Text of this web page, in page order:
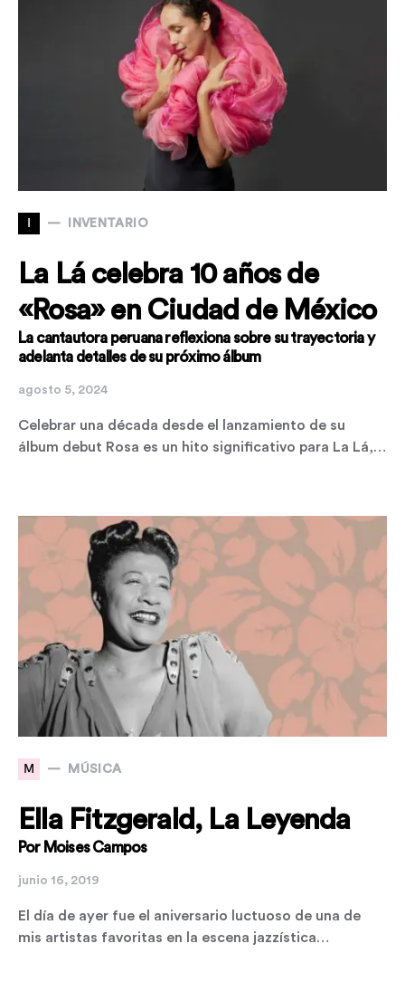
I INVENTARIO
La Lá celebra 10 años de
«Rosa» en Ciudad de México
La cantautora peruana reflexiona sobre su trayectoria y
adelanta detalles de su próximo álbum
agosto 5, 2024
Celebrar una década desde el lanzamiento de su
álbum debut Rosa es un hito significativo para La Lá,…
M MÚSICA
Ella Fitzgerald, La Leyenda
Por Moises Campos
junio 16, 2019
El día de ayer fue el aniversario luctuoso de una de
mis artistas favoritas en la escena jazzística…